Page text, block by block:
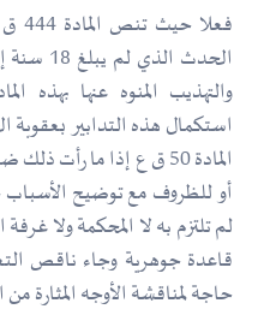
الحدث
والتهذيب المنوه عنها بهذه
استكمال هذه التدابير بعقوبة
المادة 50 ق ع إذا ما
أو للظروف مع توضيح
لم تلتزم به لا المحكمة ولا
قاعدة جوهرية وجاء ناقص
حاجة لمناقشة الأوجه المثارة